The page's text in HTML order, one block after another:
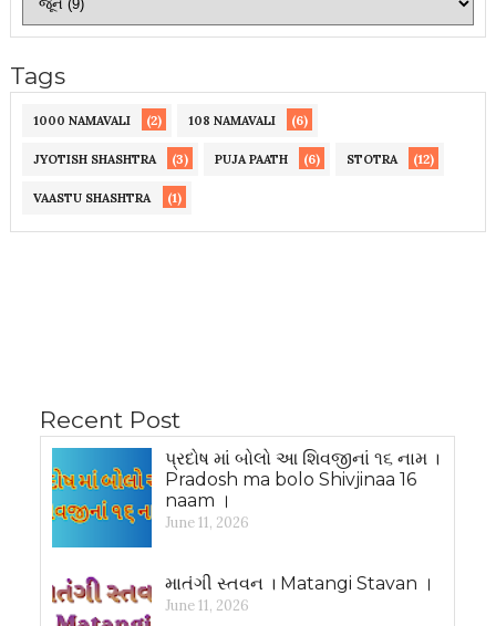
Tags
1000 NAMAVALI (2) 108 NAMAVALI (6)
JYOTISH SHASHTRA (3) PUJA PAATH (6) STOTRA (12)
VAASTU SHASHTRA (1)
Recent Post
પ્રદોષ માં બોલો આ શિવજીનાં ૧૬ નામ ।
Pradosh ma bolo Shivjinaa 16
naam ।
June 11, 2026
માતંગી સ્તવન । Matangi Stavan ।
June 11, 2026